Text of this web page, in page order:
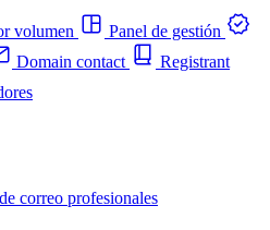
volumen
Panel de gestión
Domain contact
Registrant
correo profesionales